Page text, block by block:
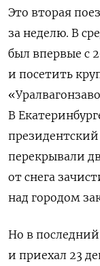
Это вторая
за неделю. В
был впервые с
и посетить
В
перекрывали
от снега
над городом
Но в
и приехал 23